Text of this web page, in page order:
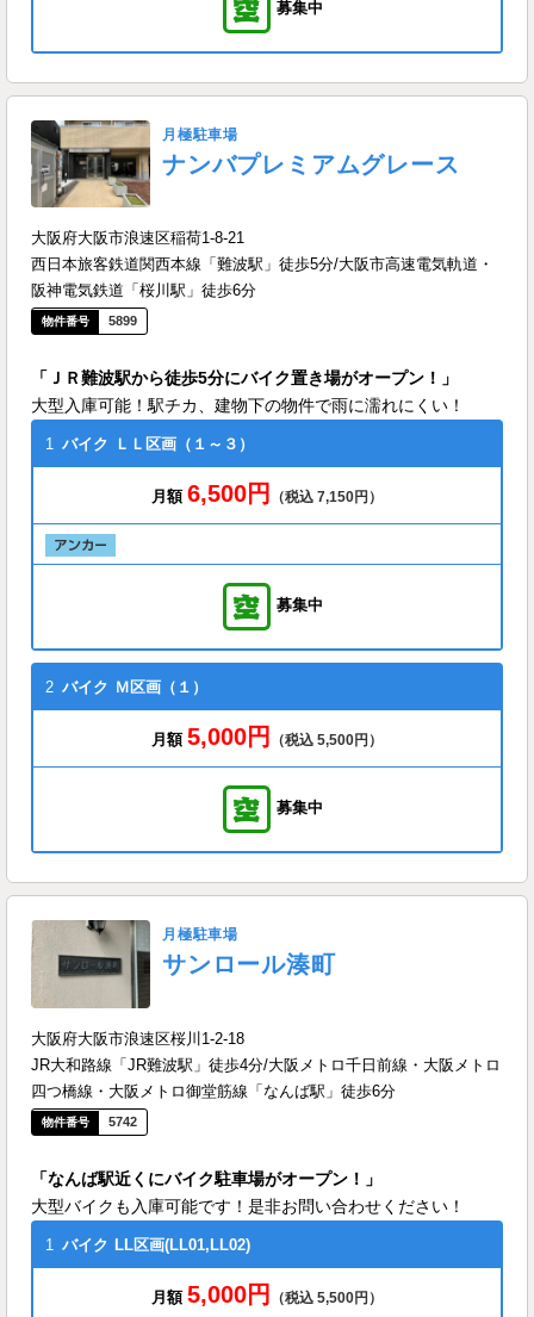
募集中
月極駐車場
ナンバプレミアムグレース
大阪府大阪市浪速区稲荷1-8-21
西日本旅客鉄道関西本線「難波駅」徒歩5分/大阪市高速電気軌道・
阪神電気鉄道「桜川駅」徒歩6分
5899
「ＪＲ難波駅から徒歩5分にバイク置き場がオープン！」
大型入庫可能！駅チカ、建物下の物件で雨に濡れにくい！
1 バイク ＬＬ区画（１～３）
月額 6,500円 （税込 7,150円）
募集中
2 バイク Ｍ区画（１）
月額 5,000円 （税込 5,500円）
募集中
月極駐車場
サンロール湊町
大阪府大阪市浪速区桜川1-2-18
JR大和路線「JR難波駅」徒歩4分/大阪メトロ千日前線・大阪メトロ
四つ橋線・大阪メトロ御堂筋線「なんば駅」徒歩6分
5742
「なんば駅近くにバイク駐車場がオープン！」
大型バイクも入庫可能です！是非お問い合わせください！
1 バイク LL区画(LL01,LL02)
月額 5,000円 （税込 5,500円）